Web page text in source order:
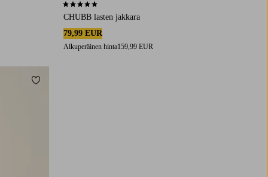
CHUBB lasten jakkara
79,99 EUR
Alkuperäinen hinta159,99 EUR
5,0 perustuen 1 arvosanaan
Lisää suosikkeihin